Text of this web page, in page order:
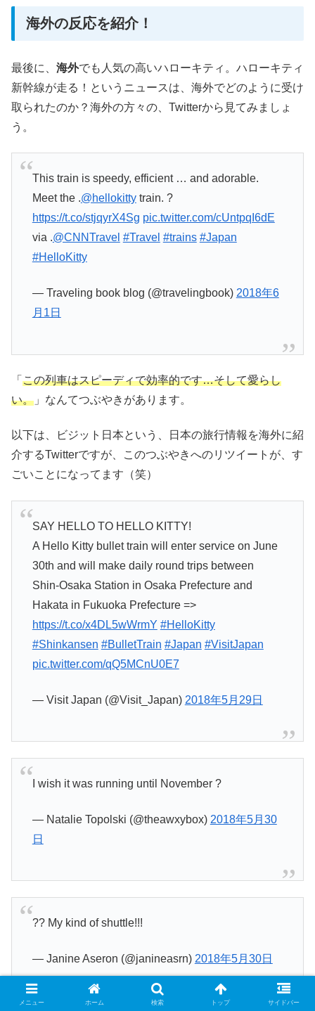
海外の反応を紹介！
最後に、 海外でも人気の高いハローキティ。ハローキティ
新幹線が走る！というニュースは、海外でどのように受け
取られたのか？海外の方々の、Twitterから見てみましょ
う。
This train is speedy, efficient … and adorable.
Meet the .@hellokittytrain. ?
https://t.co/stjqyrX4Sg pic.twitter.com/cUntpqI6dE
via .@CNNTravel #Travel #trains #Japan
#HelloKitty
— Traveling book blog (@travelingbook) 2018年6
月1日
「 この列車はスピーディで効率的です…そして愛らし
い。 」なんてつぶやきがあります。
以下は、ビジット日本という、日本の旅行情報を海外に紹
介するTwitterですが、このつぶやきへのリツイートが、す
ごいことになってます（笑）
SAY HELLO TO HELLO KITTY!
A Hello Kitty bullet train will enter service on June
30th and will make daily round trips between
Shin-Osaka Station in Osaka Prefecture and
Hakata in Fukuoka Prefecture =>
https://t.co/x4DL5wWrmY #HelloKitty
#Shinkansen #BulletTrain #Japan #VisitJapan
pic.twitter.com/qQ5MCnU0E7
— Visit Japan (@Visit_Japan) 2018年5月29日
I wish it was running until November ?
— Natalie Topolski (@theawxybox) 2018年5月30
日
?? My kind of shuttle!!!
— Janine Aseron (@janineasrn) 2018年5月30日
メニュー ホーム 検索 トップ サイドバー